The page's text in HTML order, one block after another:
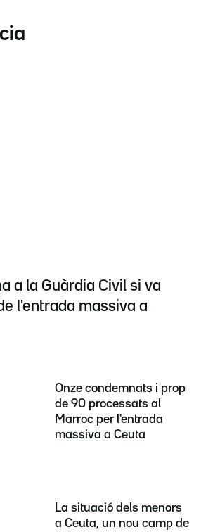
a la Guàrdia Civil si va
l'entrada massiva a
Onze condemnats i prop
de 90 processats al
Marroc per l'entrada
massiva a Ceuta
La situació dels menors
a Ceuta, un nou camp de